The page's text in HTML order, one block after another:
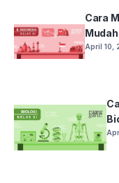
Cara
April 10,